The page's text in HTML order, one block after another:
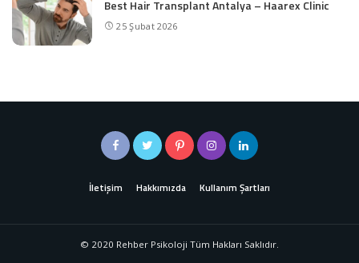
Best Hair Transplant Antalya – Haarex Clinic
25 Şubat 2026
İletişim Hakkımızda Kullanım Şartları
© 2020 Rehber Psikoloji Tüm Hakları Saklıdır.